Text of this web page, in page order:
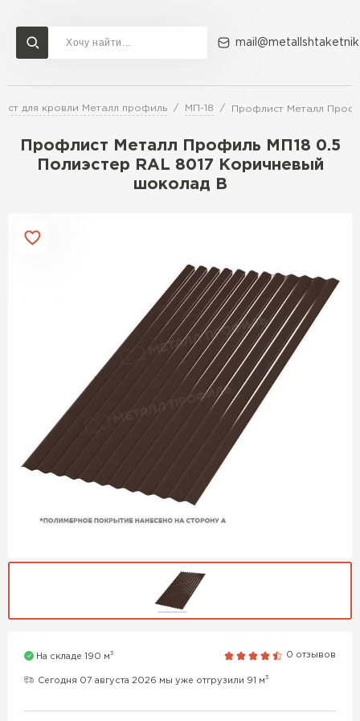
для кровли Металл профиль МП-18 Профлист Металл
Профлист Металл Профиль МП18 0.5
Полиэстер RAL 8017 Коричневый
шоколад B
На складе 190 м3 0 отзывов
Сегодня 07 августа 2026 мы уже отгрузили 91 м3
Доставка и оплата Акции О компании Контакты
Перейти в каталог